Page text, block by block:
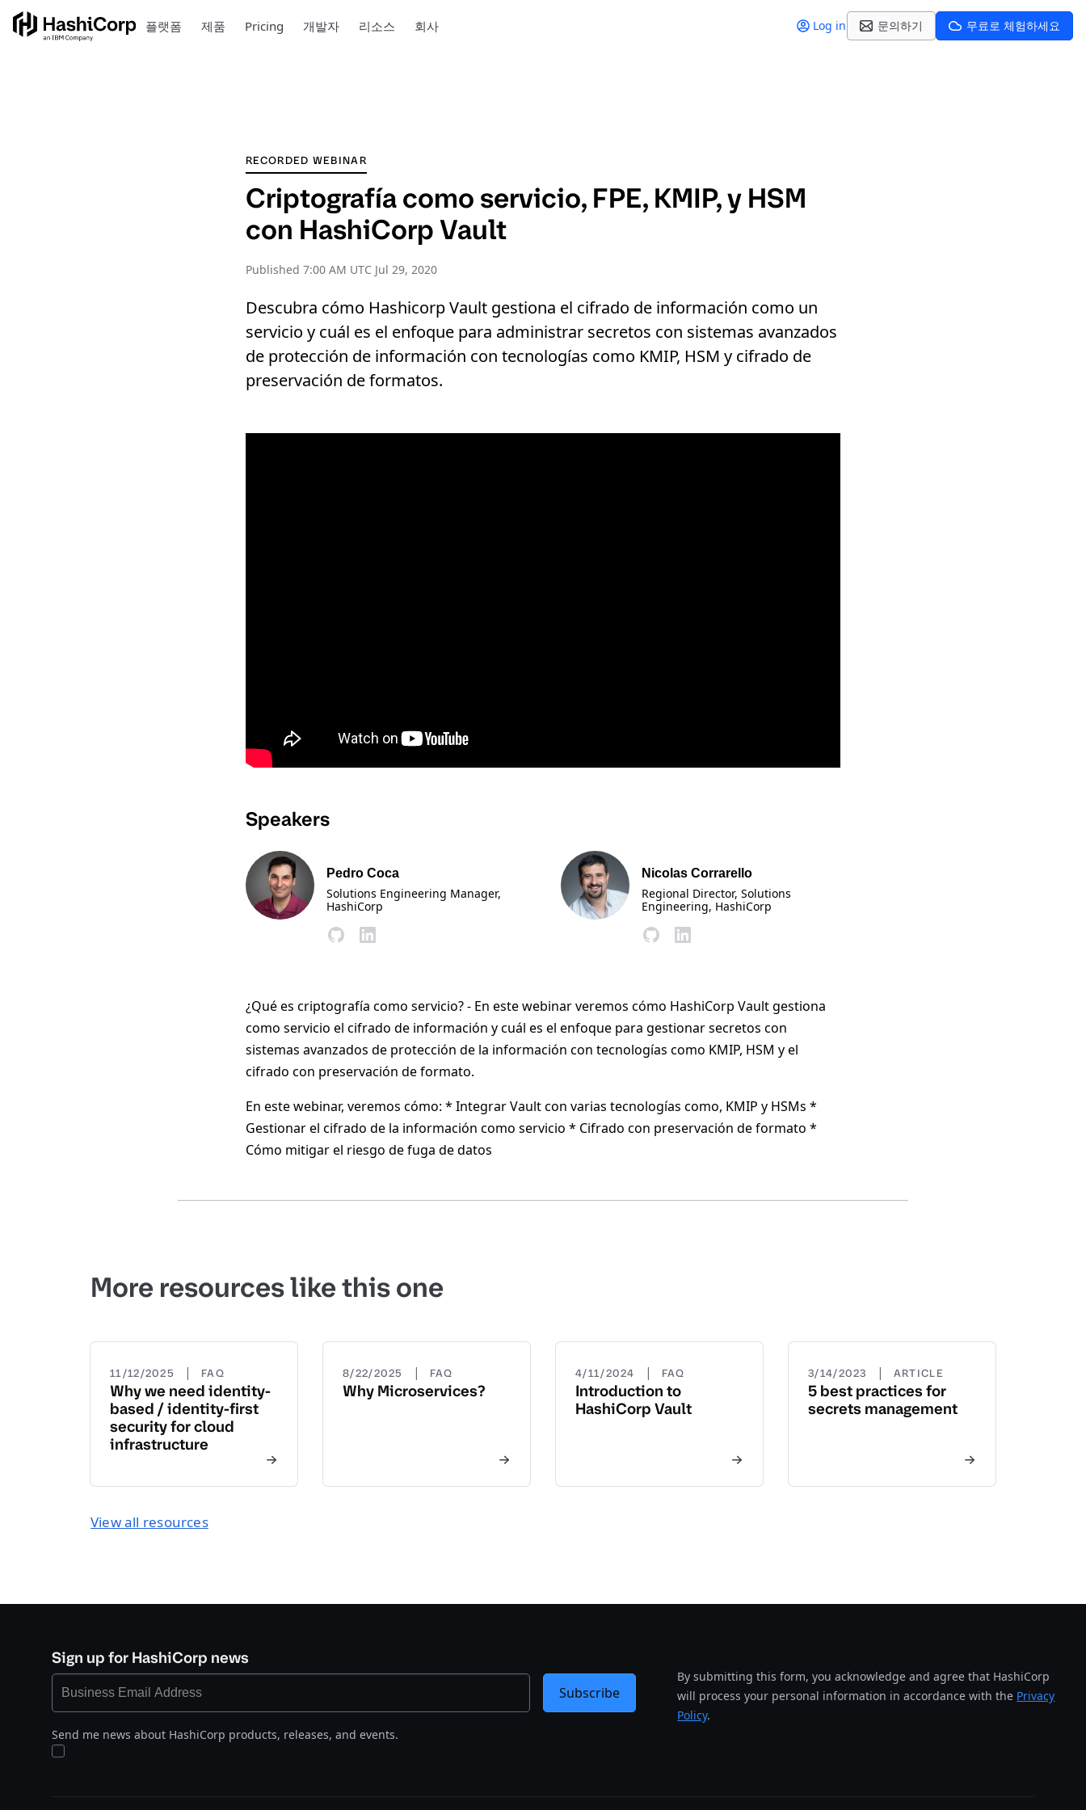
플랫폼 제품 Pricing 개발자 리소스 회사 Log in 문의하기 무료로 체험하세요
RECORDED WEBINAR
Criptografía como servicio, FPE, KMIP, y HSM
con HashiCorp Vault
Published 7:00 AM UTC Jul 29, 2020
Descubra cómo Hashicorp Vault gestiona el cifrado de información como un
servicio y cuál es el enfoque para administrar secretos con sistemas avanzados
de protección de información con tecnologías como KMIP, HSM y cifrado de
preservación de formatos.
Speakers
Pedro Coca
Solutions Engineering Manager,
HashiCorp
Nicolas Corrarello
Regional Director, Solutions
Engineering, HashiCorp
¿Qué es criptografía como servicio? - En este webinar veremos cómo HashiCorp Vault gestiona
como servicio el cifrado de información y cuál es el enfoque para gestionar secretos con
sistemas avanzados de protección de la información con tecnologías como KMIP, HSM y el
cifrado con preservación de formato.
En este webinar, veremos cómo: * Integrar Vault con varias tecnologías como, KMIP y HSMs *
Gestionar el cifrado de la información como servicio * Cifrado con preservación de formato *
Cómo mitigar el riesgo de fuga de datos
More resources like this one
11/12/2025 | FAQ
Why we need identity-
based / identity-first
security for cloud
infrastructure
8/22/2025 | FAQ
Why Microservices?
4/11/2024 | FAQ
Introduction to
HashiCorp Vault
3/14/2023 | ARTICLE
5 best practices for
secrets management
View all resources
Sign up for HashiCorp news
Send me news about HashiCorp products, releases, and events.
By submitting this form, you acknowledge and agree that HashiCorp
will process your personal information in accordance with the Privacy
Policy.
Subscribe